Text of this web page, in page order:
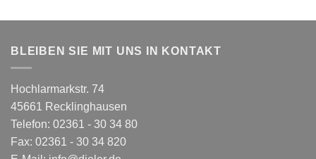
BLEIBEN SIE MIT UNS IN KONTAKT
Hochlarmarkstr. 74
45661 Recklinghausen
Telefon: 02361 - 30 34 80
Fax: 02361 - 30 34 820